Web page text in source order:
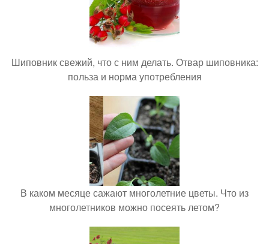
Шиповник свежий, что с ним делать. Отвар шиповника:
польза и норма употребления
В каком месяце сажают многолетние цветы. Что из
многолетников можно посеять летом?